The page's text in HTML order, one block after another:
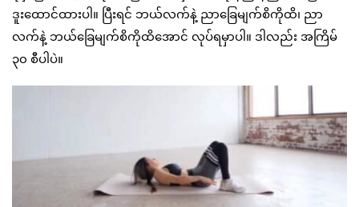
ဒူးထောင်ထားပါ။ ပြီးရင် ဘယ်လက်နဲ့ ညာခြေမျက်စိကိုထိ၊ ညာ
လက်နဲ့ ဘယ်ခြေမျက်စိကိုထိအောင် လုပ်ရမှာပါ။ ဒါလည်း အကြိမ်
၃၀ စီပါပဲ။